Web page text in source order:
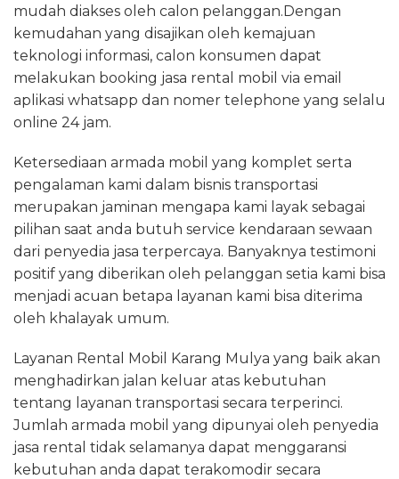
mudah diakses oleh calon pelanggan.Dengan
kemudahan yang disajikan oleh kemajuan
teknologi informasi, calon konsumen dapat
melakukan booking jasa rental mobil via email
aplikasi whatsapp dan nomer telephone yang selalu
online 24 jam.
Ketersediaan armada mobil yang komplet serta
pengalaman kami dalam bisnis transportasi
merupakan jaminan mengapa kami layak sebagai
pilihan saat anda butuh service kendaraan sewaan
dari penyedia jasa terpercaya. Banyaknya testimoni
positif yang diberikan oleh pelanggan setia kami bisa
menjadi acuan betapa layanan kami bisa diterima
oleh khalayak umum.
Layanan Rental Mobil Karang Mulya yang baik akan
menghadirkan jalan keluar atas kebutuhan
tentang layanan transportasi secara terperinci.
Jumlah armada mobil yang dipunyai oleh penyedia
jasa rental tidak selamanya dapat menggaransi
kebutuhan anda dapat terakomodir secara